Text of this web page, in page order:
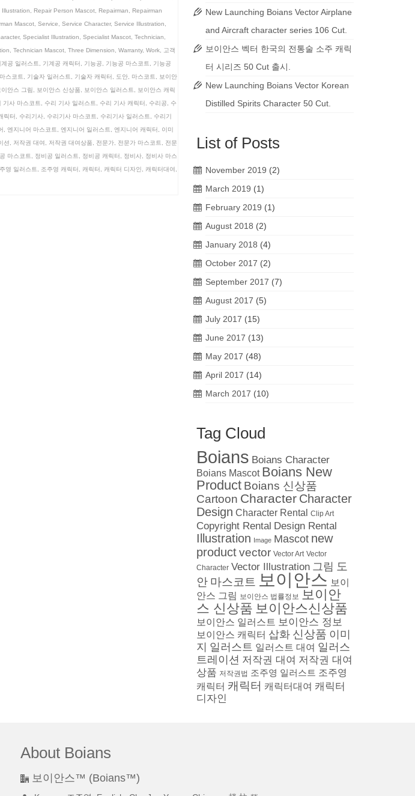
Illustration Repair Person Mascot, Repairman
Repairman
Mascot, Service Service Character, Service Illustration
, Specialist Illustration Specialist Mascot, Technician
Technician Mascot, Three Dimension Warranty, Work,
고객
계공 일러스트 기계공 캐릭터 기능공 기능공 마스코트
기능공
스코트 기술자 일러스트 기술자 캐릭터 도안, 마스코트
보이안
이안스 그림 보이안스 신상품 보이안스 일러스트
보이안스 캐릭
기사 마스코트 수리 기사 일러스트 수리 기사 캐릭터 수리공
수
릭터 수리기사, 수리기사 마스코트 수리기사 일러스트
수리기
엔지니어 마스코트 엔지니어 일러스트 엔지니어 캐릭터
이미
션 저작권 대여 저작권 대여상품 전문가, 전문가 마스코트
전문
마스코트 정비공 일러스트 정비공 캐릭터 정비사,
정비사 마스
영 일러스트 조주영 캐릭터 캐릭터 캐릭터 디자인 캐릭터대여
New Launching Boians Vector Airplane
and Aircraft character series 106 Cut.
보이안스 벡터 한국의 전통술 소주 캐릭
터 시리즈 50 Cut 출시.
New Launching Boians Vector Korean
Distilled Spirits Character 50 Cut.
List of Posts
November 2019 (2)
March 2019 (1)
February 2019 (1)
August 2018 (2)
January 2018 (4)
October 2017 (2)
September 2017 (7)
August 2017 (5)
July 2017 (15)
June 2017 (13)
May 2017 (48)
April 2017 (14)
March 2017 (10)
Tag Cloud
Boians Boians Character
Boians Mascot Boians New
Product Boians 신상품
Cartoon Character Character
Design Character Rental Clip Art
Copyright Rental Design Rental
Illustration Image Mascot new
product vector Vector Art Vector
Character Vector Illustration 그림 도
안 마스코트 보이안스 보이
안스 그림 보이안스 법률정보 보이안
스 신상품 보이안스신상품
보이안스 일러스트 보이안스 정보
보이안스 캐릭터 삽화 신상품 이미
지 일러스트 일러스트 대여 일러스
트레이션 저작권 대여 저작권 대여
상품 저작권법 조주영 일러스트 조주영
캐릭터 캐릭터 캐릭터대여 캐릭터
디자인
About Boians
보이안스™ (Boians™)